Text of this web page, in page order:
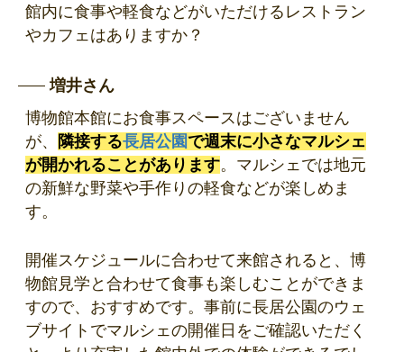
館内に食事や軽食などがいただけるレストラン
やカフェはありますか？
増井さん
博物館本館にお食事スペースはございません
が、
隣接する長居公園で週末に小さなマルシェ
が開かれることがあります。マルシェでは地元
の新鮮な野菜や手作りの軽食などが楽しめま
す。
開催スケジュールに合わせて来館されると、博
物館見学と合わせて食事も楽しむことができま
すので、おすすめです。事前に長居公園のウェ
ブサイトでマルシェの開催日をご確認いただく